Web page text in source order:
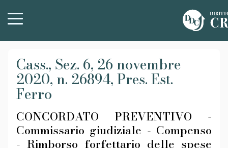
Cass., Sez. 6, 26 novembre
2020, n. 26894, Pres. Est.
Ferro
CONCORDATO PREVENTIVO -
Commissario giudiziale - Compenso
- Rimborso forfettario delle spese